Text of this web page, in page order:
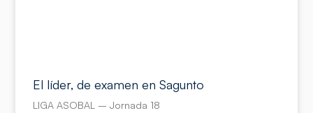
El líder, de examen en Sagunto
LIGA ASOBAL – Jornada 18